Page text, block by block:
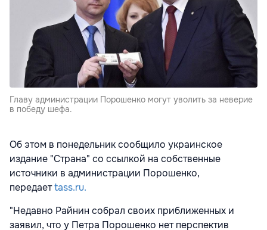
Главу администрации Порошенко могут уволить за неверие
в победу шефа.
Об этом в понедельник сообщило украинское
издание "Страна" со ссылкой на собственные
источники в администрации Порошенко,
передаетtass.ru.
"Недавно Райнин собрал своих приближенных и
заявил, что у Петра Порошенко нет перспектив